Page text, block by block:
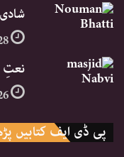
28
26
پی ڈی ایف کتابیں